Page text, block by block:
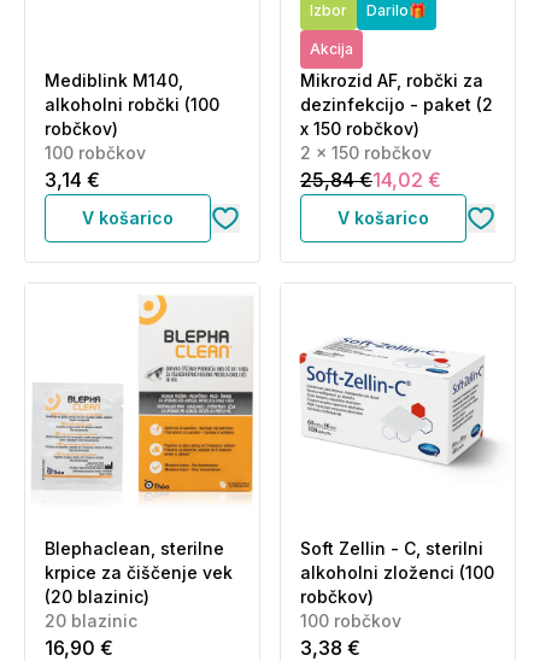
Mediblink M140,
alkoholni robčki (100
robčkov)
100 robčkov
3,14 €
V košarico
Izbor Darilo🎁
Akcija
Mikrozid AF, robčki za
dezinfekcijo - paket (2
x 150 robčkov)
2 x 150 robčkov
25,84 €14,02 €
V košarico
Blephaclean, sterilne
krpice za čiščenje vek
(20 blazinic)
20 blazinic
16,90 €
Soft Zellin - C, sterilni
alkoholni zloženci (100
robčkov)
100 robčkov
3,38 €